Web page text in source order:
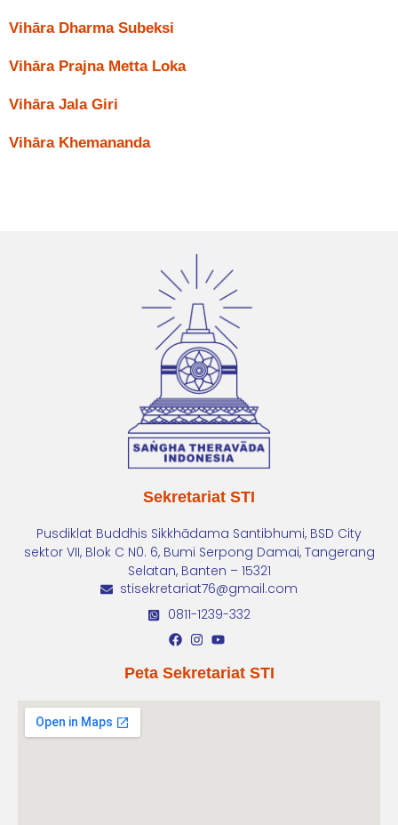
Vihāra Dharma Subeksi
Vihāra Prajna Metta Loka
Vihāra Jala Giri
Vihāra Khemananda
Sekretariat STI
Pusdiklat Buddhis Sikkhādama Santibhumi, BSD City
sektor VII, Blok C N0. 6, Bumi Serpong Damai, Tangerang
Selatan, Banten – 15321
stisekretariat76@gmail.com
0811-1239-332
Peta Sekretariat STI